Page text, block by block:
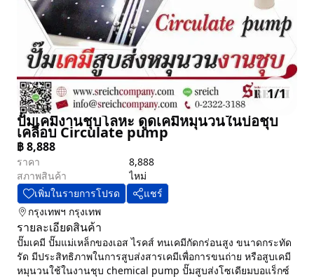
1/1
ปั๊มเคมีงานชุบโลหะ ดูดเคมีหมุนวนในบ่อชุบ
เคลือบ Circulate pump
฿8,888
ราคา
8,888
สภาพสินค้า
ไหม่
เพิ่มในรายการโปรด
แชร์
กรุงเทพฯ กรุงเทพ
รายละเอียดสินค้า
ปั๊มเคมี ปั๊มแม่เหล็กของเอส ไรคส์ ทนเคมีกัดกร่อนสูง ขนาดกระทัด
รัด มีประสิทธิภาพในการสูบส่งสารเคมีเพื่อการขนถ่าย หรือสูบเคมี
หมุนวนใช้ในงานชุบ chemical pump ปั๊มสูบส่งโซเดียมบอแร็กซ์